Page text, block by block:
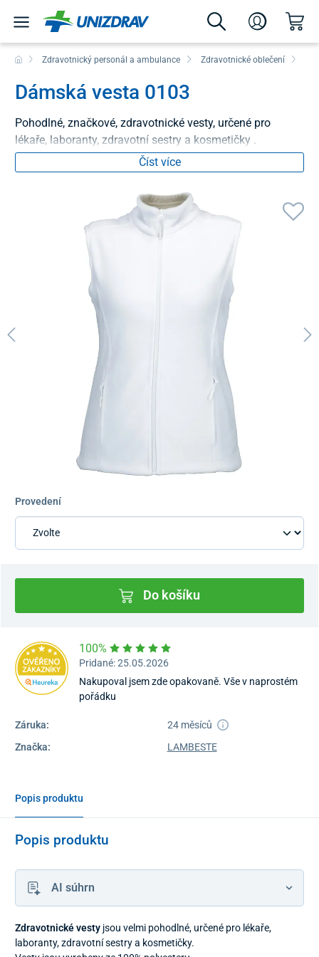
Zdravotnický personál a ambulance Zdravotnické oblečení
Dámská vesta 0103
Pohodlné, značkové, zdravotnické vesty, určené pro
lékaře, laboranty, zdravotní sestry a kosmetičky .
Číst více
Provedení
Do košíku
100%
Pridané: 25.05.2026
Nakupoval jsem zde opakovaně. Vše v naprostém
pořádku
Záruka:
24 měsíců
Značka:
LAMBESTE
Popis produktu
Popis produktu
AI súhrn
Zdravotnické vesty jsou velmi pohodlné, určené pro lékaře,
laboranty, zdravotní sestry a kosmetičky.